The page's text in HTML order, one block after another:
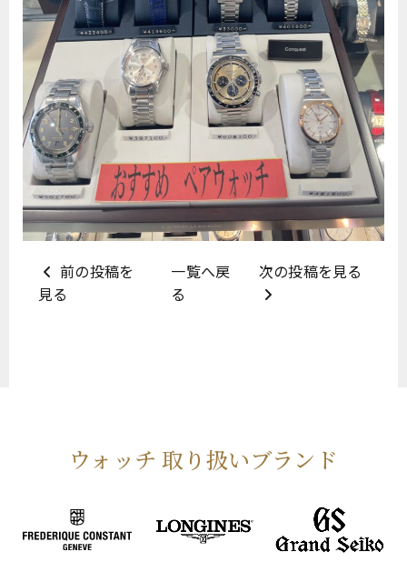
前の投稿を
見る
一覧へ戻
る
次の投稿を見る
ウォッチ 取り扱いブランド